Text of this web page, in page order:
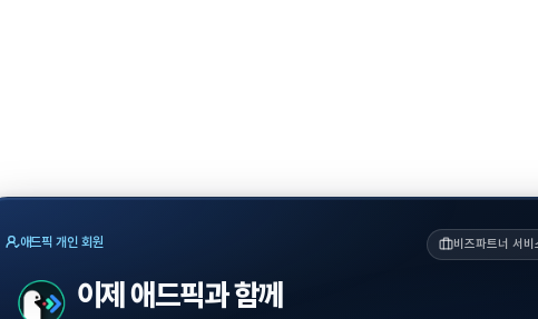
애드픽 개인 회원 비즈파트너 서비
이제 애드픽과 함께